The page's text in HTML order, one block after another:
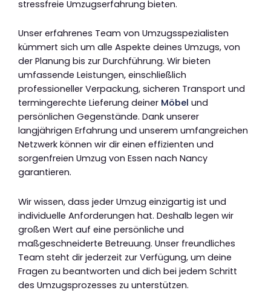
stressfreie Umzugserfahrung bieten.
Unser erfahrenes Team von Umzugsspezialisten
kümmert sich um alle Aspekte deines Umzugs, von
der Planung bis zur Durchführung. Wir bieten
umfassende Leistungen, einschließlich
professioneller Verpackung, sicheren Transport und
termingerechte Lieferung deiner Möbel und
persönlichen Gegenstände. Dank unserer
langjährigen Erfahrung und unserem umfangreichen
Netzwerk können wir dir einen effizienten und
sorgenfreien Umzug von Essen nach Nancy
garantieren.
Wir wissen, dass jeder Umzug einzigartig ist und
individuelle Anforderungen hat. Deshalb legen wir
großen Wert auf eine persönliche und
maßgeschneiderte Betreuung. Unser freundliches
Team steht dir jederzeit zur Verfügung, um deine
Fragen zu beantworten und dich bei jedem Schritt
des Umzugsprozesses zu unterstützen.